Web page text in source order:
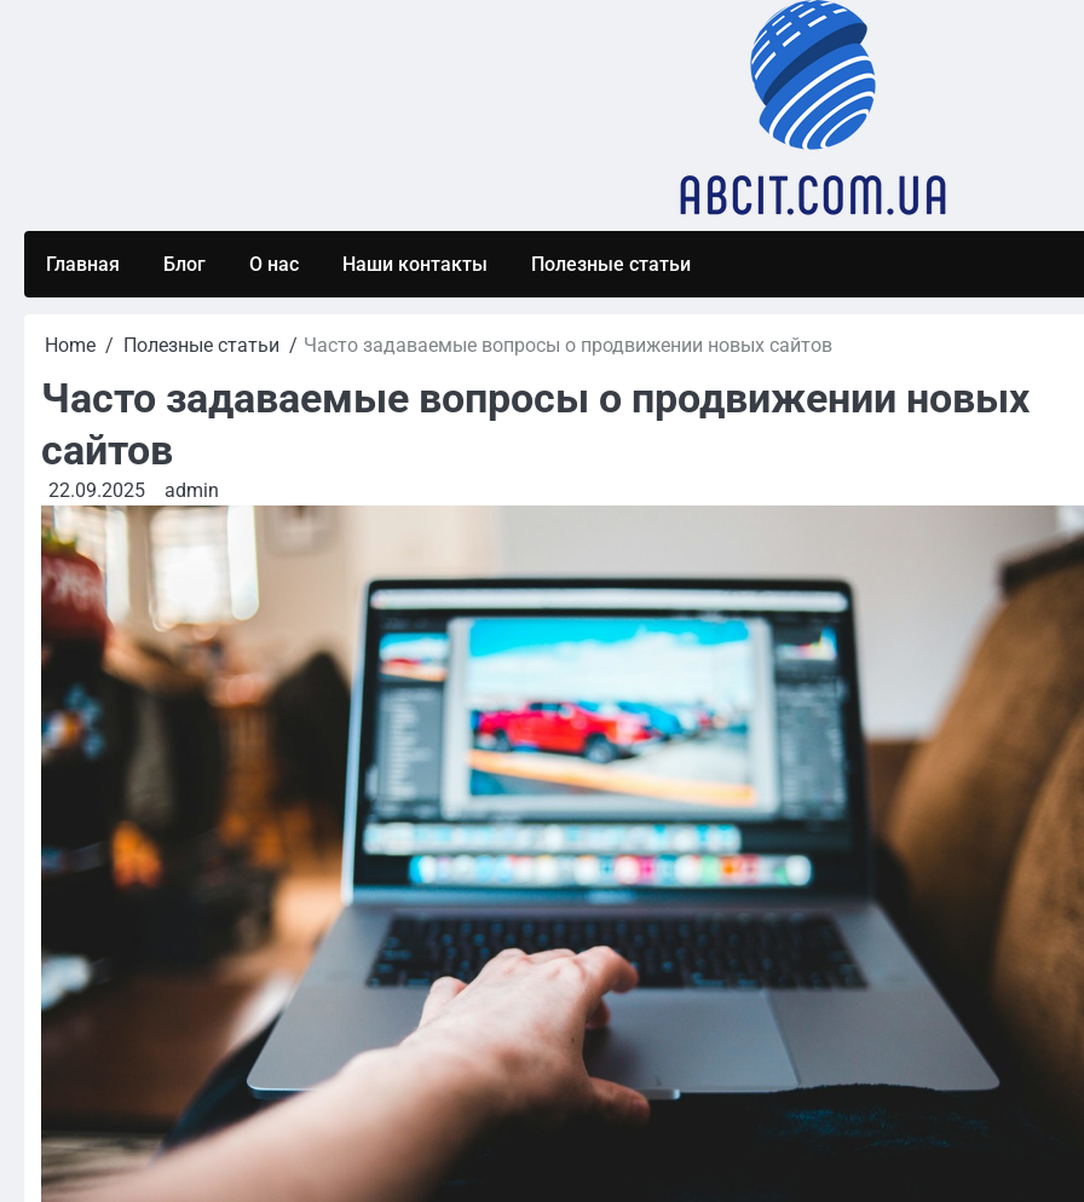
Главная Блог О нас Наши контакты Полезные статьи
Home Полезные статьи Часто задаваемые вопросы о продвижении новых сайтов
Часто задаваемые вопросы о продвижении новых
сайтов
22.09.2025 admin